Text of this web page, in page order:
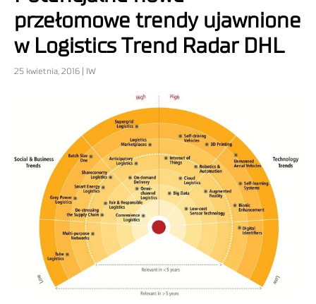
przełomowe trendy ujawnione
w Logistics Trend Radar DHL
25 kwietnia, 2016 | IW